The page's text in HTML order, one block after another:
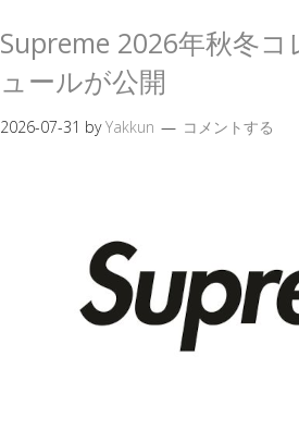
Supreme 2026年秋冬
ュールが公開
2026-07-31 byYakkun コメントする